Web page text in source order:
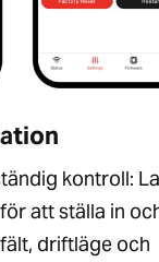
kontroll:
att ställa in
driftläge och